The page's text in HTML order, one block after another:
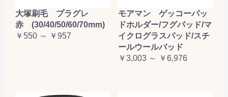
大塚刷毛 プラグレ
赤 (30/40/50/60/70mm)
￥550 ～ ￥957
モアマン ゲッコーパッ
ドホルダー/フグパッド/マ
イクログラスパッド/スチ
ールウールバッド
￥3,003 ～ ￥6,976